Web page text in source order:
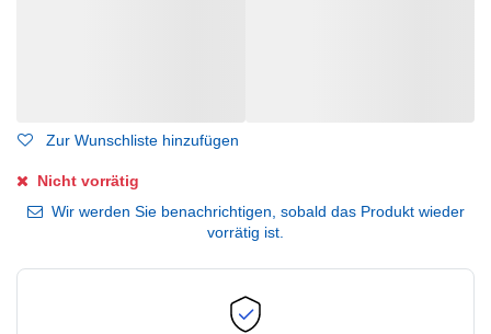
Zur Wunschliste hinzufügen
Nicht vorrätig
Wir werden Sie benachrichtigen, sobald das Produkt wieder
vorrätig ist.